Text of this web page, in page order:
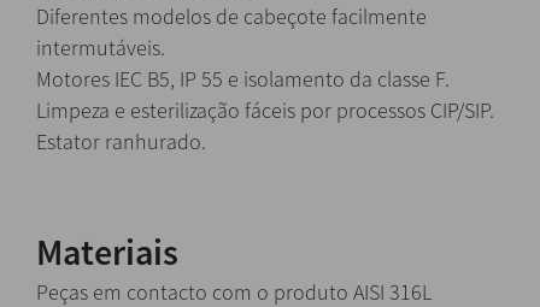
Diferentes modelos de cabeçote facilmente
intermutáveis.
Motores IEC B5, IP 55 e isolamento da classe F.
Limpeza e esterilização fáceis por processos CIP/SIP.
Estator ranhurado.
Materiais
Peças em contacto com o produto AISI 316L